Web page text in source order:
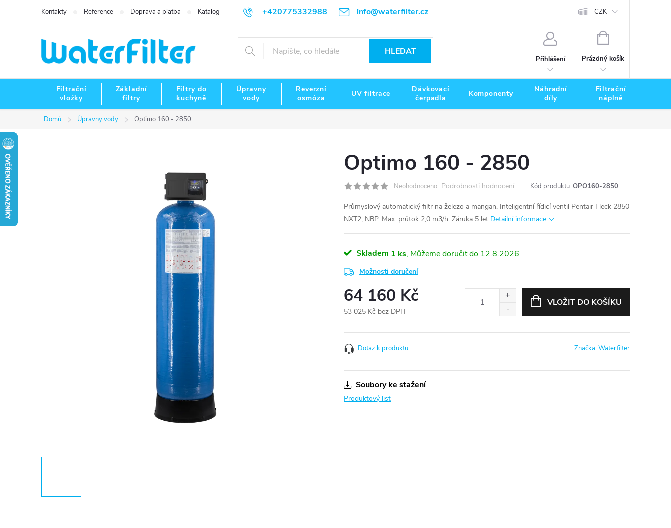
+420775332988 info@waterfilter.cz
Kontakty Reference Doprava a platba Katalog CZK
HLEDAT
Přihlášení
NÁKUPNÍ
Prázdný košík
Filtrační
vložky
Základní
filtry
Filtry do
kuchyně
Úpravny
vody
Reverzní
osmóza
UV filtrace
Dávkovací
čerpadla
Komponenty
Náhradní
díly
Filtrační
náplně
Domů Úpravny vody Optimo 160 - 2850
Optimo 160 - 2850
Neohodnoceno Podrobnosti hodnocení Kód produktu: OPO160-2850
Průmyslový automatický filtr na železo a mangan. Inteligentní řídicí ventil Pentair Fleck 2850
NXT2, NBP. Max. průtok 2,0 m3/h. Záruka 5 let Detailní informace
Skladem 1 ks 12.8.2026
Možnosti doručení
64 160 Kč
53 025 Kč bez DPH
cena:
VLOŽIT DO KOŠÍKU
Dotaz k produktu Značka:Waterfilter
Soubory ke stažení
Produktový list